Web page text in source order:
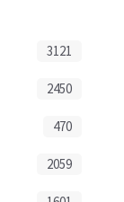
3121
2450
470
2059